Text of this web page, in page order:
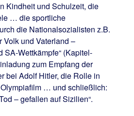
Kindheit und Schulzeit, die
… die sportliche
die Nationalsozialisten z.B.
Volk und Vaterland –
SA-Wettkämpfe“ (Kapitel-
zum Empfang der
bei Adolf Hitler, die Rolle in
… und schließlich:
– gefallen auf Sizilien“.